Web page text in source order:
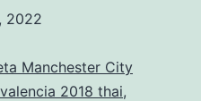
2022
Manchester City
2018 thai,